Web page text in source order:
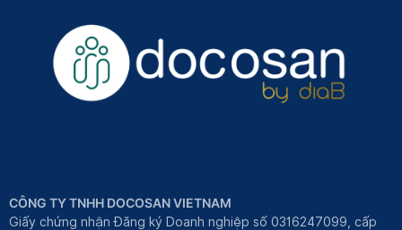
CÔNG TY TNHH DOCOSAN VIETNAM
Giấy chứng nhận Đăng ký Doanh nghiệp số 0316247099, cấp